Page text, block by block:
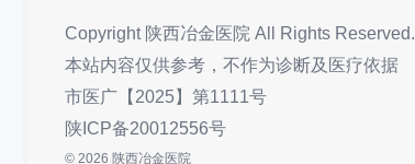
Copyright 陕西冶金医院 All Rights Reserved.
本站内容仅供参考，不作为诊断及医疗依据
市医广【2025】第1111号
陕ICP备20012556号
© 2026 陕西冶金医院